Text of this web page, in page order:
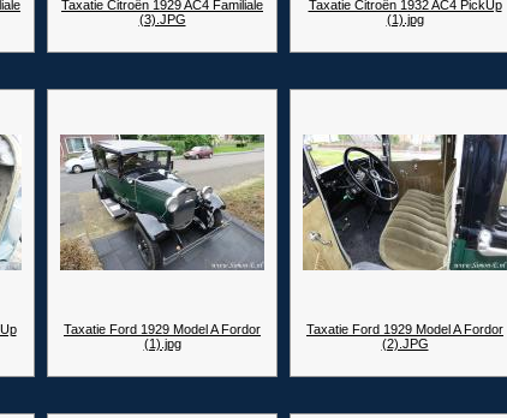
Taxatie Citroën 1929 AC4 Familiale
(3).JPG
Taxatie Citroën 1932 AC4 PickUp
(1).jpg
Taxatie Ford 1929 Model A Fordor
(1).jpg
Taxatie Ford 1929 Model A Fordor
(2).JPG